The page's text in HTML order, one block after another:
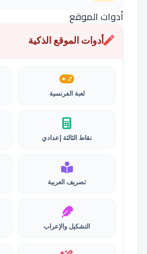
أدوات الموقع
أدوات الموقع الذكية
لعبة الفرنسية
نقاط الثالثة إعدادي
تصريف العربية
التشكيل والإعراب